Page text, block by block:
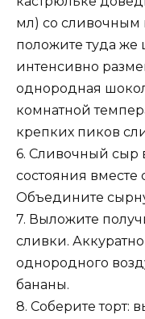
мл) со сливочным
положите туда же
интенсивно
однородная
комнатной
крепких пиков
6. Сливочный сыр
состояния
Объедините
7. Выложите
сливки.
однородного
бананы.
8. Соберите торт: